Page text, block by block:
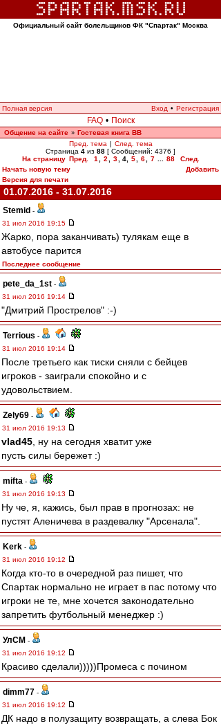
Официальный сайт болельщиков ФК "Спартак" Москва
Полная версия Вход • Регистрация
FAQ • Поиск
Общение на сайте » Гостевая книга ВВ
Пред. тема | След. тема
Страница 4 из 88 [ Сообщений: 4376 ]
На страницу Пред. 1 2 3 4, 5 6 7 88
След.
Начать новую тему
Добавить
Версия для печати
01.07.2016 - 31.07.2016
Stemid -
31 июл 2016 19:15
Жарко, пора заканчивать) тулякам еще в
автобусе парится
Последнее сообщение
pete_da_1st -
31 июл 2016 19:14
"Дмитрий Прострелов" :-)
Terrious -
31 июл 2016 19:14
После третьего как тиски сняли с бейцев
игроков - заиграли спокойно и с
удовольствием.
Zely69 -
31 июл 2016 19:13
vlad45 , ну на сегодня хватит уже
пусть силы бережет :)
mifta -
31 июл 2016 19:13
Ну че, я, кажись, был прав в прогнозах: не
пустят Аленичева в раздевалку "Арсенала".
Kerk -
31 июл 2016 19:12
Когда кто-то в очередной раз пишет, что
Спартак нормально не играет в пас потому что
игроки не те, мне хочется законодательно
запретить футбольный менеджер :)
УлСМ -
31 июл 2016 19:12
Красиво сделали)))))Промеса с почином
dimm77 -
31 июл 2016 19:12
ДК надо в полузащиту возвращать, а слева Бок